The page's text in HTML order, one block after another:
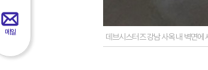
메일 데브시스터즈 강남 사옥 내 벽면